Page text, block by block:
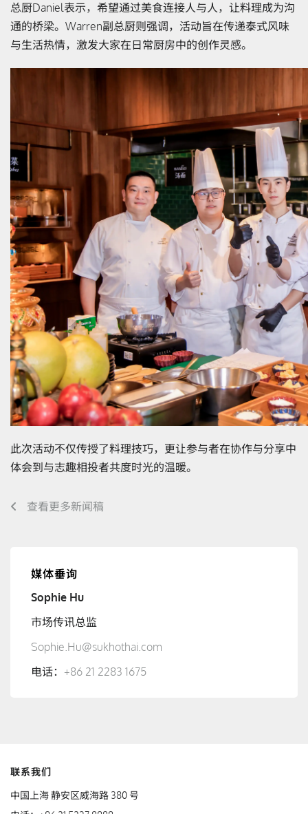
总厨Daniel表示，希望通过美食连接人与人，让料理成为沟
通的桥梁。Warren副总厨则强调，活动旨在传递泰式风味
与生活热情，激发大家在日常厨房中的创作灵感。
此次活动不仅传授了料理技巧，更让参与者在协作与分享中
体会到与志趣相投者共度时光的温暖。
查看更多新闻稿
媒体垂询
Sophie Hu
市场传讯总监
Sophie.Hu@sukhothai.com
电话： +86 21 2283 1675
联系我们
中国上海 静安区威海路 380 号